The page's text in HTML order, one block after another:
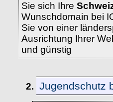
Sie sich Ihre
Wunschdomain bei
Sie von einer
Ausrichtung Ihrer
und günstig
2. Jugendschutz